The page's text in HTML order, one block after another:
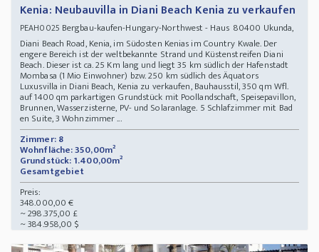
Kenia: Neubauvilla in Diani Beach Kenia zu verkaufen
PEAH0025 Bergbau-kaufen-Hungary-Northwest - Haus 80400 Ukunda,
Diani Beach Road, Kenia, im Südosten Kenias im Country Kwale. Der
engere Bereich ist der weltbekannte Strand und Küstenstreifen Diani
Beach. Dieser ist ca. 25 Km lang und liegt 35 km südlich der Hafenstadt
Mombasa (1 Mio Einwohner) bzw. 250 km südlich des Äquators
Luxusvilla in Diani Beach, Kenia zu verkaufen, Bauhausstil, 350 qm Wfl.
auf 1400 qm parkartigen Grundstück mit Poollandschaft, Speisepavillon,
Brunnen, Wasserzisterne, PV- und Solaranlage. 5 Schlafzimmer mit Bad
en Suite, 3 Wohnzimmer ...
Zimmer: 8
Wohnfläche: 350,00m²
Grundstück: 1.400,00m²
Gesamtgebiet
Preis:
348.000,00 €
~ 298.375,00 £
~ 384.958,00 $